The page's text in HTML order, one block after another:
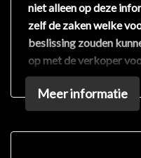
niet alleen op deze
zelf de zaken welke
beslissing zouden
op met de verkoper
Meer informatie